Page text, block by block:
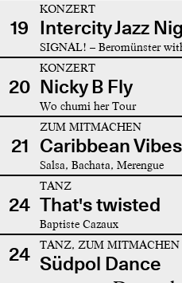
19
KONZERT
Intercity Jazz
SIGNAL! – Beromünster
20
KONZERT
Nicky B Fly
Wo chumi her Tour
21
ZUM MITMACHEN
Caribbean Vibes
Salsa, Bachata, Merengue
24
TANZ
That's twisted
Baptiste Cazaux
24 TANZ, ZUM MITMACHEN
Südpol Dance